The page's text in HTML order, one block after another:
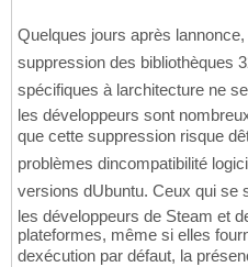
Quelques jours après
suppression des bibliothèques
spécifiques à larchitecture ne
les développeurs sont
que cette suppression risque
problèmes dincompatibilité
versions dUbuntu. Ceux qui
les développeurs de Steam et
plateformes, même si elles
dexécution par défaut, la